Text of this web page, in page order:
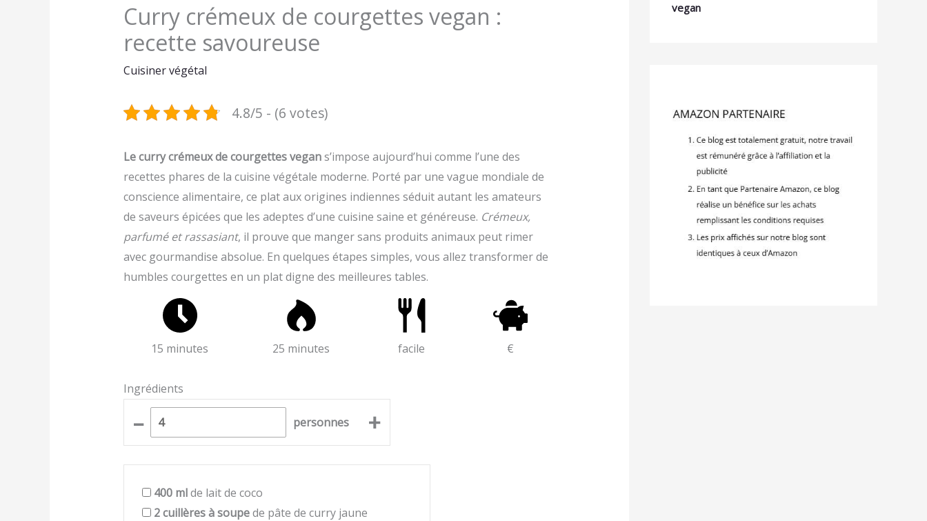
Curry crémeux de courgettes vegan :
recette savoureuse
Cuisiner végétal
4.8/5 - (6 votes)
Le curry crémeux de courgettes vegans’impose aujourd’hui comme l’une des
recettes phares de la cuisine végétale moderne. Porté par une vague mondiale de
conscience alimentaire, ce plat aux origines indiennes séduit autant les amateurs
de saveurs épicées que les adeptes d’une cuisine saine et généreuse. Crémeux,
parfumé et rassasiant, il prouve que manger sans produits animaux peut rimer
avec gourmandise absolue. En quelques étapes simples, vous allez transformer de
humbles courgettes en un plat digne des meilleures tables.
15 minutes 25 minutes facile €
Ingrédients
– personnes +
400 mlde lait de coco
2cuillères à soupede pâte de curry jaune
vegan